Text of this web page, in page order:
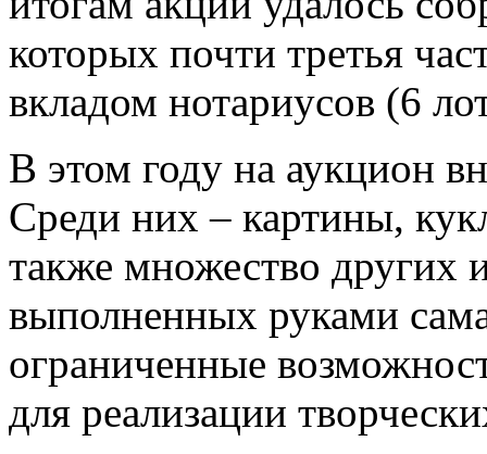
которых почти третья
вкладом нотариусов (6
В этом году на аукцион
Среди них – картины,
также множество других
выполненных руками
ограниченные
для реализации